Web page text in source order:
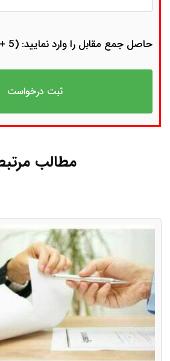
حاصل جمع مقابل را وارد نمایید: (5 + 4)
مطالب